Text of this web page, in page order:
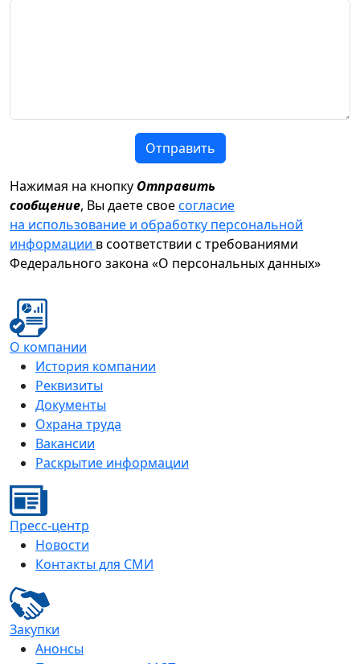
Отправить
Нажимая на кнопку Отправить
сообщение, Вы даете своесогласие
на использование и обработку персональной
информации в соответствии с требованиями
Федерального закона «О персональных данных»
О компании
История компании
Реквизиты
Документы
Охрана труда
Вакансии
Раскрытие информации
Пресс-центр
Новости
Контакты для СМИ
Закупки
Анонсы